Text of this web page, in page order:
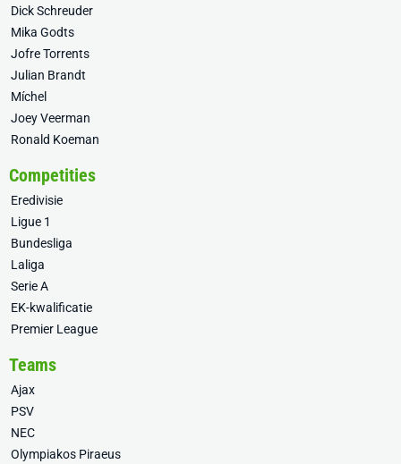
Dick Schreuder
Mika Godts
Jofre Torrents
Julian Brandt
Míchel
Joey Veerman
Ronald Koeman
Competities
Eredivisie
Ligue 1
Bundesliga
Laliga
Serie A
EK-kwalificatie
Premier League
Teams
Ajax
PSV
NEC
Olympiakos Piraeus